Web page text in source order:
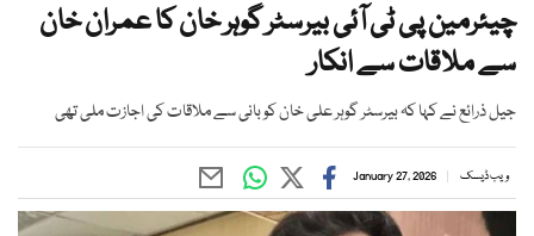
چیئرمین پی ٹی آئی بیرسٹر گوہر خان کا عمران خان
سے ملاقات سے انکار
جیل ذرائع نے کہا کہ بیرسٹر گوہر علی خان کو بانی سے ملاقات کی اجازت ملی تھی
ویب ڈیسک January 27, 2026